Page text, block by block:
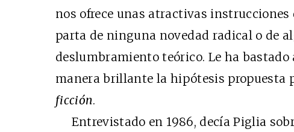
nos ofrece unas atractivas instrucciones
parta de ninguna novedad radical o de
deslumbramiento teórico. Le ha bastado
manera brillante la hipótesis propuesta
ficción.
Entrevistado en 1986, decía Piglia